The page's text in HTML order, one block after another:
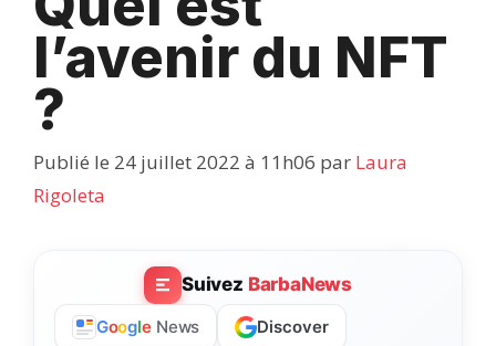
l’avenir du NFT
?
Publié le 24 juillet 2022 à 11h06 par Laura
Rigoleta
Suivez BarbaNews
Google News Discover